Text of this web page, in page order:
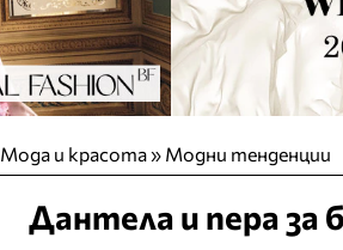
Мода и красота» Модни тенденции
Дантела и пера за